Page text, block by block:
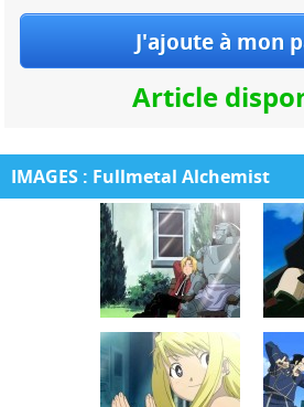
Article
IMAGES : Fullmetal Alchemist